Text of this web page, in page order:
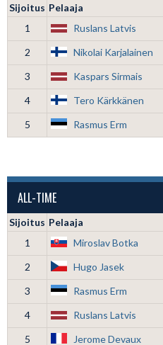
Sijoitus Pelaaja
1
Ruslans Latvis
2
Nikolai Karjalainen
3
Kaspars Sirmais
4
Tero Kärkkänen
5
Rasmus Erm
ALL-TIME
Sijoitus Pelaaja
1
Miroslav Botka
2
Hugo Jasek
3
Rasmus Erm
4
Ruslans Latvis
5
Jerome Devaux